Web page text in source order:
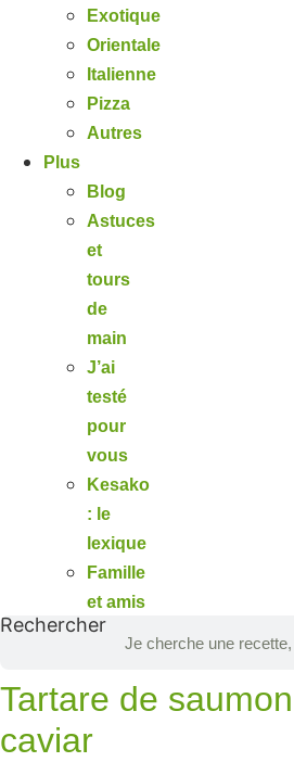
Exotique
Orientale
Italienne
Pizza
Autres
Plus
Blog
Astuces
et
tours
de
main
J’ai
testé
pour
vous
Kesako
: le
lexique
Famille
et amis
Rechercher
Tartare de
caviar